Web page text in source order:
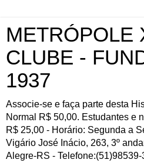
METRÓPOLE
CLUBE -
1937
Associe-se e faça parte desta
Normal R$ 50,00. Estudantes e
R$ 25,00 - Horário: Segunda a
Vigário José Inácio, 263, 3º
Alegre-RS -